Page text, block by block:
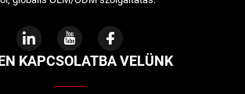
KAPCSOLATBA VELÜNK